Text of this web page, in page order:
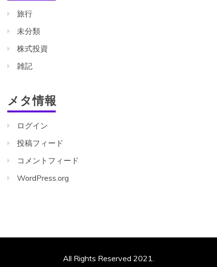
旅行
未分類
株式投資
雑記
メタ情報
ログイン
投稿フィード
コメントフィード
WordPress.org
All Rights Reserved 2021.